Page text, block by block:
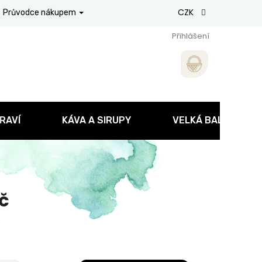
Průvodce nákupem CZK
Přihlášení
KÁVA A SIRUPY VELKÁ BALENÍ